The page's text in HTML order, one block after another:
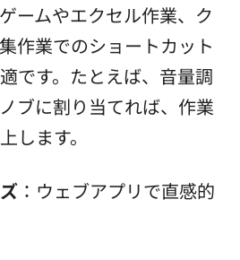
ームやエクセル作業、ク
作業でのショートカット
です。たとえば、音量調
ブに割り当てれば、作業
します。
：ウェブアプリで直感的